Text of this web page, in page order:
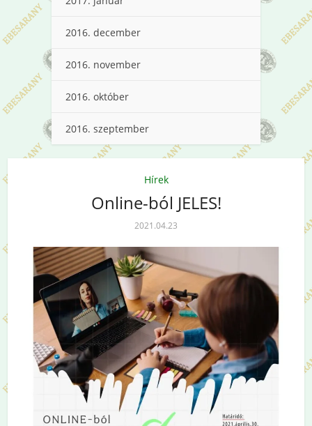
2016. december
2016. november
2016. október
2016. szeptember
Hírek
Online-ból JELES!
2021.04.23